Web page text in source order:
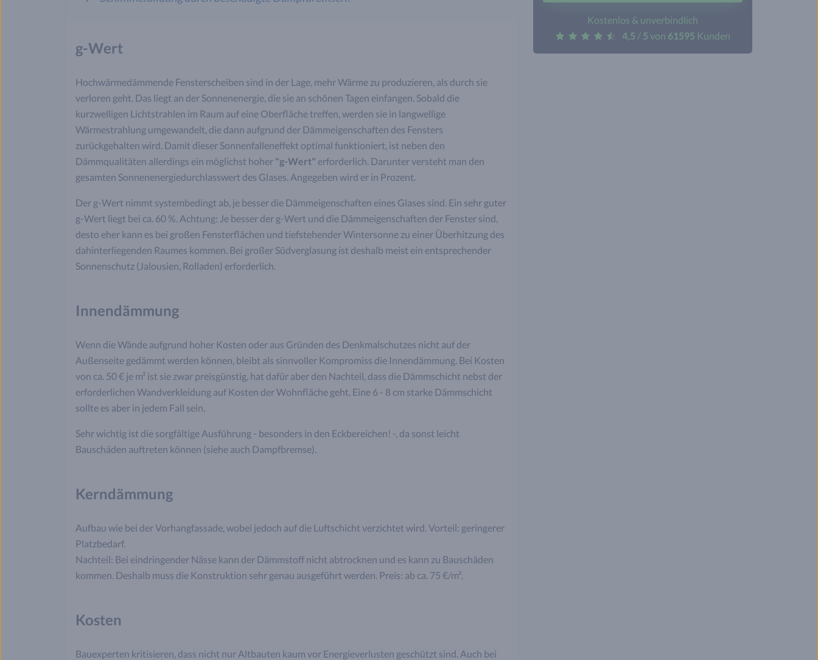
g-Wert
Hochwärmedämmende Fensterscheiben sind in der Lage, mehr Wärme zu produzieren, als durch sie
verloren geht. Das liegt an der Sonnenenergie, die sie an schönen Tagen einfangen. Sobald die
kurzwelligen Lichtstrahlen im Raum auf eine Oberfläche treffen, werden sie in langwellige
Wärmestrahlung umgewandelt, die dann aufgrund der Dämmeigenschaften des Fensters
zurückgehalten wird. Damit dieser Sonnenfalleneffekt optimal funktioniert, ist neben den
Dämmqualitäten allerdings ein möglichst hoher "g-Wert" erforderlich. Darunter versteht man den
gesamten Sonnenenergiedurchlasswert des Glases. Angegeben wird er in Prozent.
Der g-Wert nimmt systembedingt ab, je besser die Dämmeigenschaften eines Glases sind. Ein sehr guter
g-Wert liegt bei ca. 60 %. Achtung: Je besser der g-Wert und die Dämmeigenschaften der Fenster sind,
desto eher kann es bei großen Fensterflächen und tiefstehender Wintersonne zu einer Überhitzung des
dahinterliegenden Raumes kommen. Bei großer Südverglasung ist deshalb meist ein entsprechender
Sonnenschutz (Jalousien, Rolladen) erforderlich.
Innendämmung
Wenn die Wände aufgrund hoher Kosten oder aus Gründen des Denkmalschutzes nicht auf der
Außenseite gedämmt werden können, bleibt als sinnvoller Kompromiss die Innendämmung. Bei Kosten
von ca. 50 € je m² ist sie zwar preisgünstig, hat dafür aber den Nachteil, dass die Dämmschicht nebst der
erforderlichen Wandverkleidung auf Kosten der Wohnfläche geht. Eine 6 - 8 cm starke Dämmschicht
sollte es aber in jedem Fall sein.
Sehr wichtig ist die sorgfältige Ausführung - besonders in den Eckbereichen! -, da sonst leicht
Bauschäden auftreten können (siehe auch Dampfbremse).
Kerndämmung
Aufbau wie bei der Vorhangfassade, wobei jedoch auf die Luftschicht verzichtet wird. Vorteil: geringerer
Platzbedarf.
Nachteil: Bei eindringender Nässe kann der Dämmstoff nicht abtrocknen und es kann zu Bauschäden
kommen. Deshalb muss die Konstruktion sehr genau ausgeführt werden. Preis: ab ca. 75 €/m².
Kosten
Bauexperten kritisieren, dass nicht nur Altbauten kaum vor Energieverlusten geschützt sind. Auch bei
Kostenlos & unverbindlich
4,5 / 5 von 61595 Kunden